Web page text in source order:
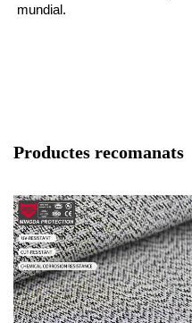
mundial.
Productes recomanats